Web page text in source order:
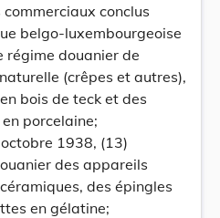
conclus
belgo-luxembourgeoise
régime douanier de
(crêpes et autres),
bois de teck et des
porcelaine;
1938, (13)
des appareils
des épingles
en gélatine;